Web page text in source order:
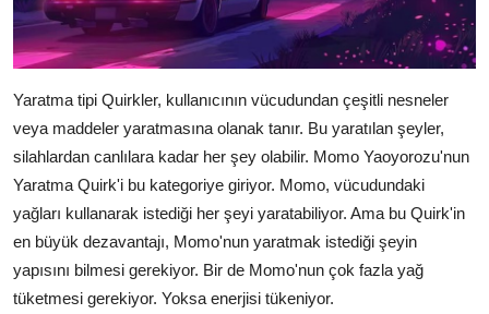
Yaratma tipi Quirkler, kullanıcının vücudundan çeşitli nesneler
veya maddeler yaratmasına olanak tanır. Bu yaratılan şeyler,
silahlardan canlılara kadar her şey olabilir. Momo Yaoyorozu'nun
Yaratma Quirk'i bu kategoriye giriyor. Momo, vücudundaki
yağları kullanarak istediği her şeyi yaratabiliyor. Ama bu Quirk'in
en büyük dezavantajı, Momo'nun yaratmak istediği şeyin
yapısını bilmesi gerekiyor. Bir de Momo'nun çok fazla yağ
tüketmesi gerekiyor. Yoksa enerjisi tükeniyor.